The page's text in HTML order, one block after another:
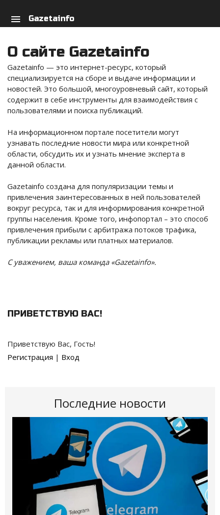
menu Gazetainfo
О сайте Gazetainfo
Gazetainfo — это интернет-ресурс, который
специализируется на сборе и выдаче информации и
новостей. Это большой, многоуровневый сайт, который
содержит в себе инструменты для взаимодействия с
пользователями и поиска публикаций.
На информационном портале посетители могут
узнавать последние новости мира или конкретной
области, обсудить их и узнать мнение эксперта в
данной области.
Gazetainfo создана для популяризации темы и
привлечения заинтересованных в ней пользователей
вокруг ресурса, так и для информирования конкретной
группы населения. Кроме того, инфопортал – это способ
привлечения прибыли с арбитража потоков трафика,
публикации рекламы или платных материалов.
С уважением, ваша команда «Gazetainfo».
ПРИВЕТСТВУЮ ВАС!
Приветствую Вас, Гость!
Регистрация | Вход
Последние новости